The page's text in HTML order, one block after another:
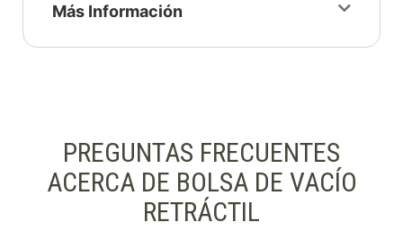
Más Información
PREGUNTAS FRECUENTES
ACERCA DE BOLSA DE VACÍO
RETRÁCTIL